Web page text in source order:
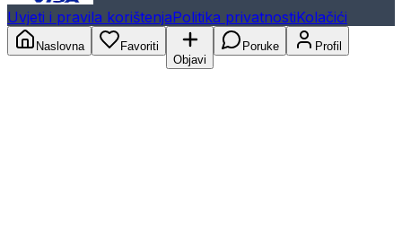
Uvjeti i pravila korištenjaPolitika privatnostiKolačići
Naslovna
Favoriti
Objavi
Poruke Profil